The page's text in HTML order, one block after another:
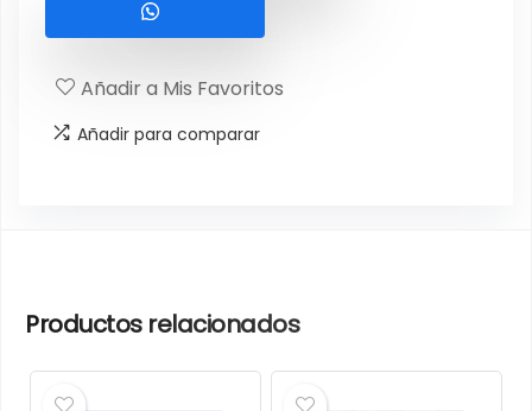
Añadir a Mis Favoritos
Añadir para comparar
Productos relacionados